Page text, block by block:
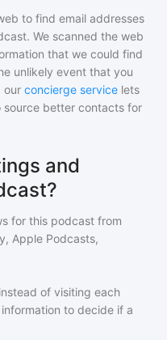
to find email addresses
We scanned the web
that we could find
unlikely event that you
our concierge service lets
source better contacts for
and
for this podcast from
Apple Podcasts,
of visiting each
to decide if a